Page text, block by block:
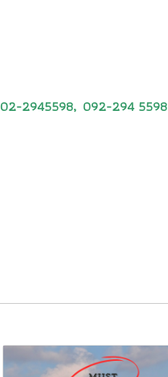
02-2945598, 092-294 5598